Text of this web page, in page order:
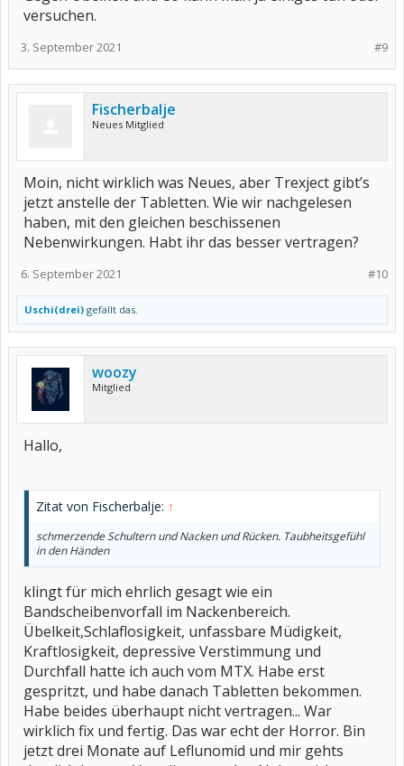
versuchen.
#9
3. September 2021
Fischerbalje
Neues Mitglied
Moin, nicht wirklich was Neues, aber Trexject gibt’s
jetzt anstelle der Tabletten. Wie wir nachgelesen
haben, mit den gleichen beschissenen
Nebenwirkungen. Habt ihr das besser vertragen?
#10
6. September 2021
Uschi(drei) gefällt das.
woozy
Mitglied
Hallo,
Zitat von Fischerbalje: ↑
schmerzende Schultern und Nacken und Rücken. Taubheitsgefühl
in den Händen
klingt für mich ehrlich gesagt wie ein
Bandscheibenvorfall im Nackenbereich.
Übelkeit,Schlaflosigkeit, unfassbare Müdigkeit,
Kraftlosigkeit, depressive Verstimmung und
Durchfall hatte ich auch vom MTX. Habe erst
gespritzt, und habe danach Tabletten bekommen.
Habe beides überhaupt nicht vertragen... War
wirklich fix und fertig. Das war echt der Horror. Bin
jetzt drei Monate auf Leflunomid und mir gehts